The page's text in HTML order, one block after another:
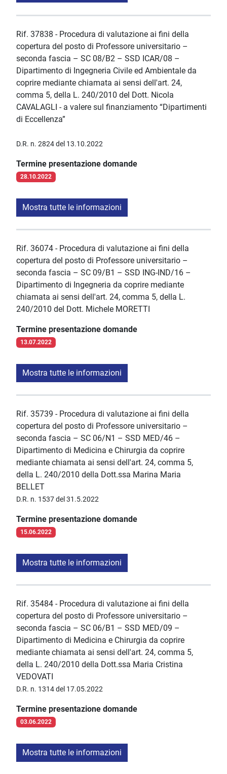
Rif. 37838 - Procedura di valutazione ai fini della
copertura del posto di Professore universitario –
seconda fascia – SC 08/B2 – SSD ICAR/08 –
Dipartimento di Ingegneria Civile ed Ambientale da
coprire mediante chiamata ai sensi dell'art. 24,
comma 5, della L. 240/2010 del Dott. Nicola
CAVALAGLI - a valere sul finanziamento “Dipartimenti
di Eccellenza”
D.R. n. 2824 del 13.10.2022
Termine presentazione domande
28.10.2022
Mostra tutte le informazioni
Rif. 36074 - Procedura di valutazione ai fini della
copertura del posto di Professore universitario –
seconda fascia – SC 09/B1 – SSD ING-IND/16 –
Dipartimento di Ingegneria da coprire mediante
chiamata ai sensi dell'art. 24, comma 5, della L.
240/2010 del Dott. Michele MORETTI
Termine presentazione domande
13.07.2022
Mostra tutte le informazioni
Rif. 35739 - Procedura di valutazione ai fini della
copertura del posto di Professore universitario –
seconda fascia – SC 06/N1 – SSD MED/46 –
Dipartimento di Medicina e Chirurgia da coprire
mediante chiamata ai sensi dell'art. 24, comma 5,
della L. 240/2010 della Dott.ssa Marina Maria
BELLET
D.R. n. 1537 del 31.5.2022
Termine presentazione domande
15.06.2022
Mostra tutte le informazioni
Rif. 35484 - Procedura di valutazione ai fini della
copertura del posto di Professore universitario –
seconda fascia – SC 06/B1 – SSD MED/09 –
Dipartimento di Medicina e Chirurgia da coprire
mediante chiamata ai sensi dell'art. 24, comma 5,
della L. 240/2010 della Dott.ssa Maria Cristina
VEDOVATI
D.R. n. 1314 del 17.05.2022
Termine presentazione domande
03.06.2022
Mostra tutte le informazioni